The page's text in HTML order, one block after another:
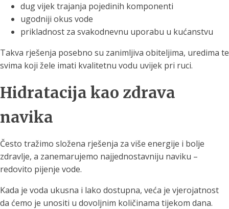
dug vijek trajanja pojedinih komponenti
ugodniji okus vode
prikladnost za svakodnevnu uporabu u kućanstvu
Takva rješenja posebno su zanimljiva obiteljima, uredima te
svima koji žele imati kvalitetnu vodu uvijek pri ruci.
Hidratacija kao zdrava
navika
Često tražimo složena rješenja za više energije i bolje
zdravlje, a zanemarujemo najjednostavniju naviku –
redovito pijenje vode.
Kada je voda ukusna i lako dostupna, veća je vjerojatnost
da ćemo je unositi u dovoljnim količinama tijekom dana.